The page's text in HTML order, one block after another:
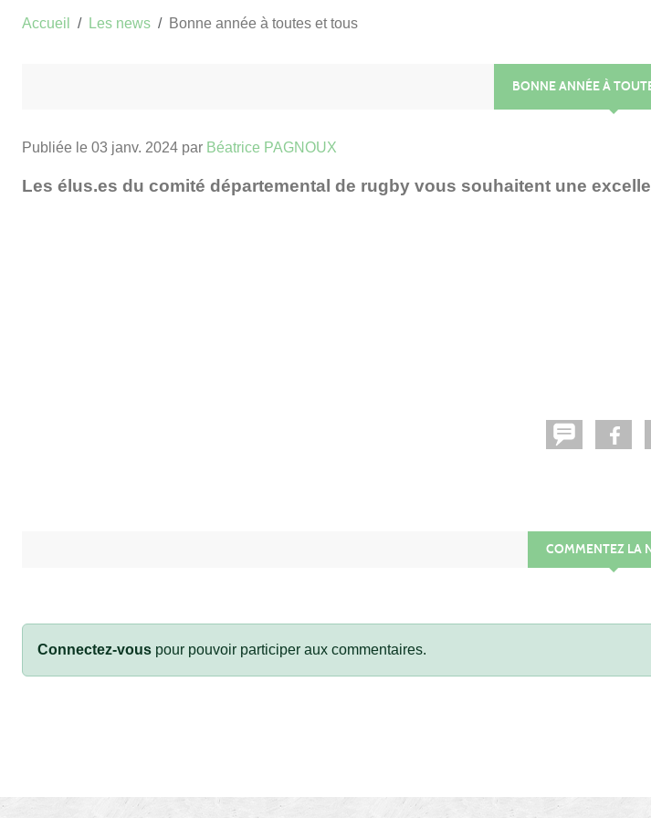
Accueil Les news Bonne année à toutes et tous
BONNE ANNÉE À
Publiée le 03 janv. 2024 par Béatrice PAGNOUX
Les élus.es du comité départemental de rugby vous souhaitent une
COMMENTEZ LA
Connectez-vous pour pouvoir participer aux commentaires.